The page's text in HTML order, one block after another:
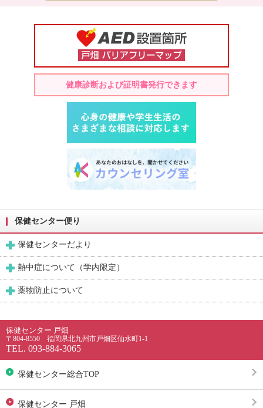
健康診断および証明書発行できます
保健センター便り
保健センターだより
熱中症について（学内限定）
薬物防止について
保健センター 戸畑
〒804-8550 福岡県北九州市戸畑区仙水町1-1
TEL. 093-884-3065
保健センター総合TOP
保健センター 戸畑